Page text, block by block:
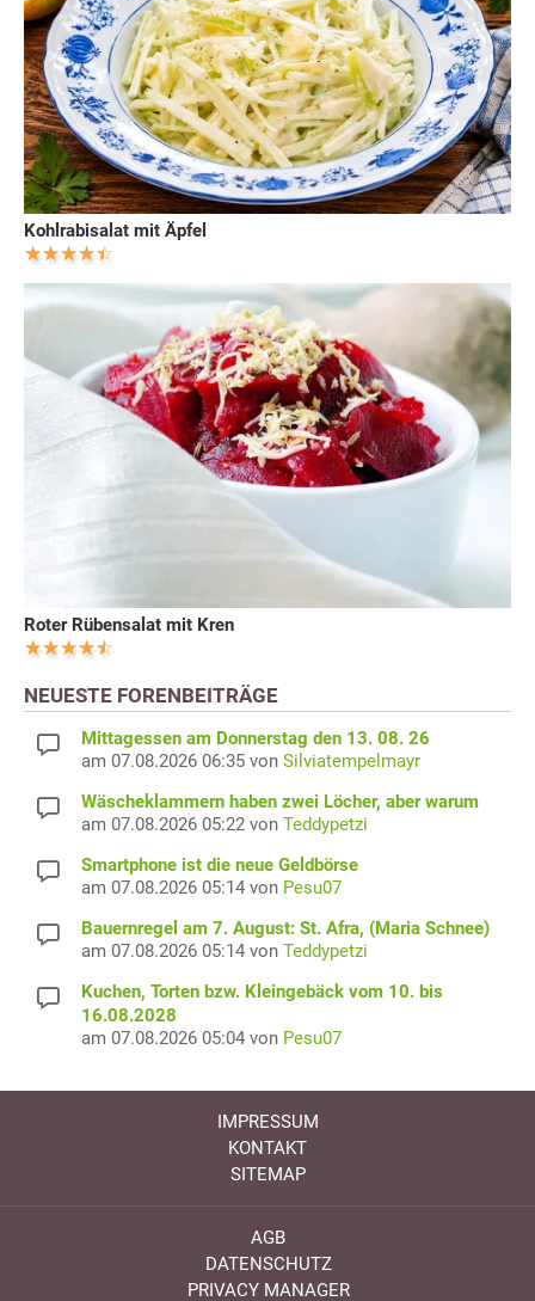
Kohlrabisalat mit Äpfel
Roter Rübensalat mit Kren
NEUESTE FORENBEITRÄGE
Mittagessen am Donnerstag den 13. 08. 26
am 07.08.2026 06:35 von Silviatempelmayr
Wäscheklammern haben zwei Löcher, aber warum
am 07.08.2026 05:22 von Teddypetzi
Smartphone ist die neue Geldbörse
am 07.08.2026 05:14 von Pesu07
Bauernregel am 7. August: St. Afra, (Maria Schnee)
am 07.08.2026 05:14 von Teddypetzi
Kuchen, Torten bzw. Kleingebäck vom 10. bis
16.08.2028
am 07.08.2026 05:04 von Pesu07
IMPRESSUM
KONTAKT
SITEMAP
AGB
DATENSCHUTZ
PRIVACY MANAGER